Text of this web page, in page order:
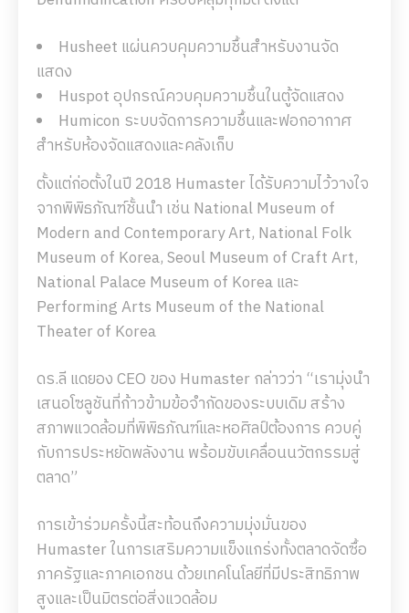
Husheet แผ่นควบคุมความชื้นสำหรับงานจัด
แสดง
Huspot อุปกรณ์ควบคุมความชื้นในตู้จัดแสดง
Humicon ระบบจัดการความชื้นและฟอกอากาศ
สำหรับห้องจัดแสดงและคลังเก็บ
ตั้งแต่ก่อตั้งในปี 2018 Humaster ได้รับความไว้วางใจ
จากพิพิธภัณฑ์ชั้นนำ เช่น National Museum of
Modern and Contemporary Art, National Folk
Museum of Korea, Seoul Museum of Craft Art,
National Palace Museum of Korea และ
Performing Arts Museum of the National
Theater of Korea
ดร.ลี แดยอง CEO ของ Humaster กล่าวว่า “เรามุ่งนำ
เสนอโซลูชันที่ก้าวข้ามข้อจำกัดของระบบเดิม สร้าง
สภาพแวดล้อมที่พิพิธภัณฑ์และหอศิลป์ต้องการ ควบคู่
กับการประหยัดพลังงาน พร้อมขับเคลื่อนนวัตกรรมสู่
ตลาด”
การเข้าร่วมครั้งนี้สะท้อนถึงความมุ่งมั่นของ
Humaster ในการเสริมความแข็งแกร่งทั้งตลาดจัดซื้อ
ภาครัฐและภาคเอกชน ด้วยเทคโนโลยีที่มีประสิทธิภาพ
สูงและเป็นมิตรต่อสิ่งแวดล้อม